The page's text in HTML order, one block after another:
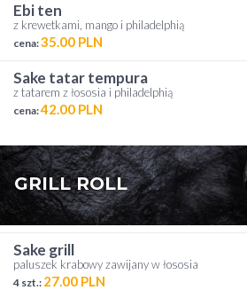
ebi ten
z krewetkami, mango i philadelphią
cena:35.00 PLN
sake tatar tempura
z tatarem z łososia i philadelphią
cena:42.00 PLN
GRILL ROLL
sake grill
paluszek krabowy zawijany w łososia
4 szt.: 27.00 PLN